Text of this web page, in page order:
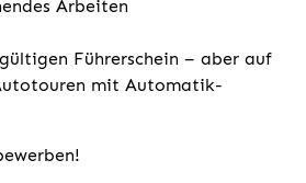
Arbeiten
Führerschein – aber auf
mit Automatik-